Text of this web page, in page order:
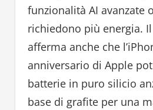
funzionalità AI avanzate
richiedono più energia.
afferma anche che
anniversario di Apple
batterie in puro silicio
base di grafite per una